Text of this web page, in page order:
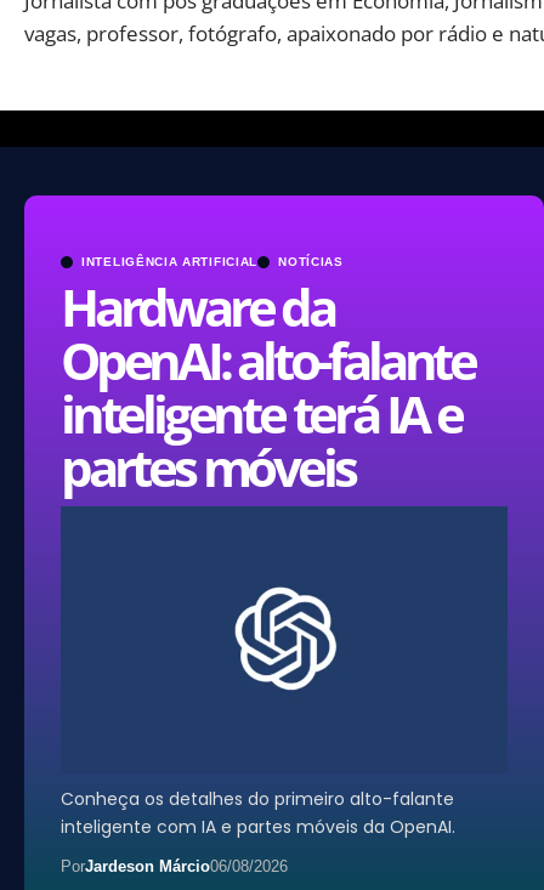
vagas, professor, fotógrafo, apaixonado por rádio e
INTELIGÊNCIA ARTIFICIAL NOTÍCIAS
Hardware da
OpenAI: alto-falante
inteligente terá IA e
partes móveis
Conheça os detalhes do primeiro alto-falante
inteligente com IA e partes móveis da OpenAI.
PorJardeson Márcio06/08/2026